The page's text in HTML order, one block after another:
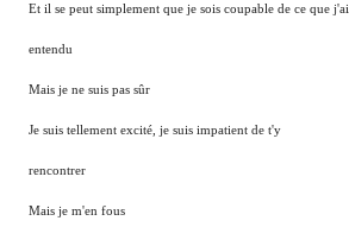
Et il se peut simplement que je sois coupable de ce que j'ai
entendu
Mais je ne suis pas sûr
Je suis tellement excité, je suis impatient de t'y
rencontrer
Mais je m'en fous